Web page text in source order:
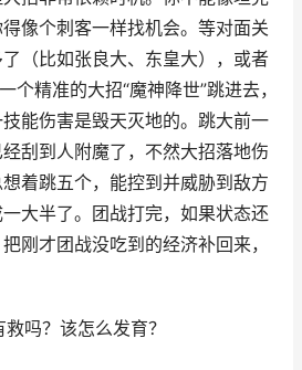
像个刺客一样找机会。等对面关
（比如张良大、东皇大），或者
个精准的大招“魔神降世”跳进去，
能伤害是毁天灭地的。跳大前一
刮到人附魔了，不然大招落地伤
着跳五个，能控到并威胁到敌方
大半了。团战打完，如果状态还
刚才团战没吃到的经济补回来，
吗？该怎么发育？